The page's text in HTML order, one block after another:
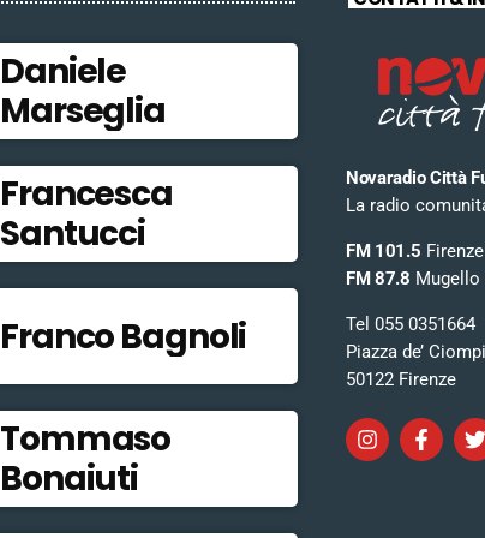
Daniele
Marseglia
Francesca
Santucci
Franco Bagnoli
Tommaso
Bonaiuti
Novaradio Città
La radio
FM 101.5
FM 87.8 Mugello
Tel 055 0351664
Piazza de’
50122 Firenze